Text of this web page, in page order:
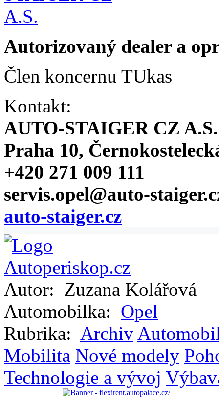
Autorizovaný dealer a
Člen koncernu TUkas
Kontakt:
AUTO-STAIGER CZ A.S.
Praha 10,
+420 271 009 111
servis.opel@auto-
auto-staiger.cz
Autor: Zuzana Kolářová
Automobilka: Opel
Rubrika: Archiv
Mobilita Nové modely
Technologie a vývoj